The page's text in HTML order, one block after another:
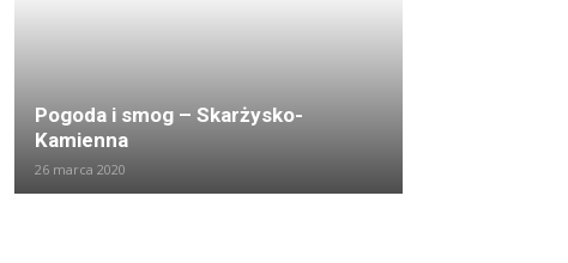
Pogoda i smog – Skarżysko-
Kamienna
26 marca 2020